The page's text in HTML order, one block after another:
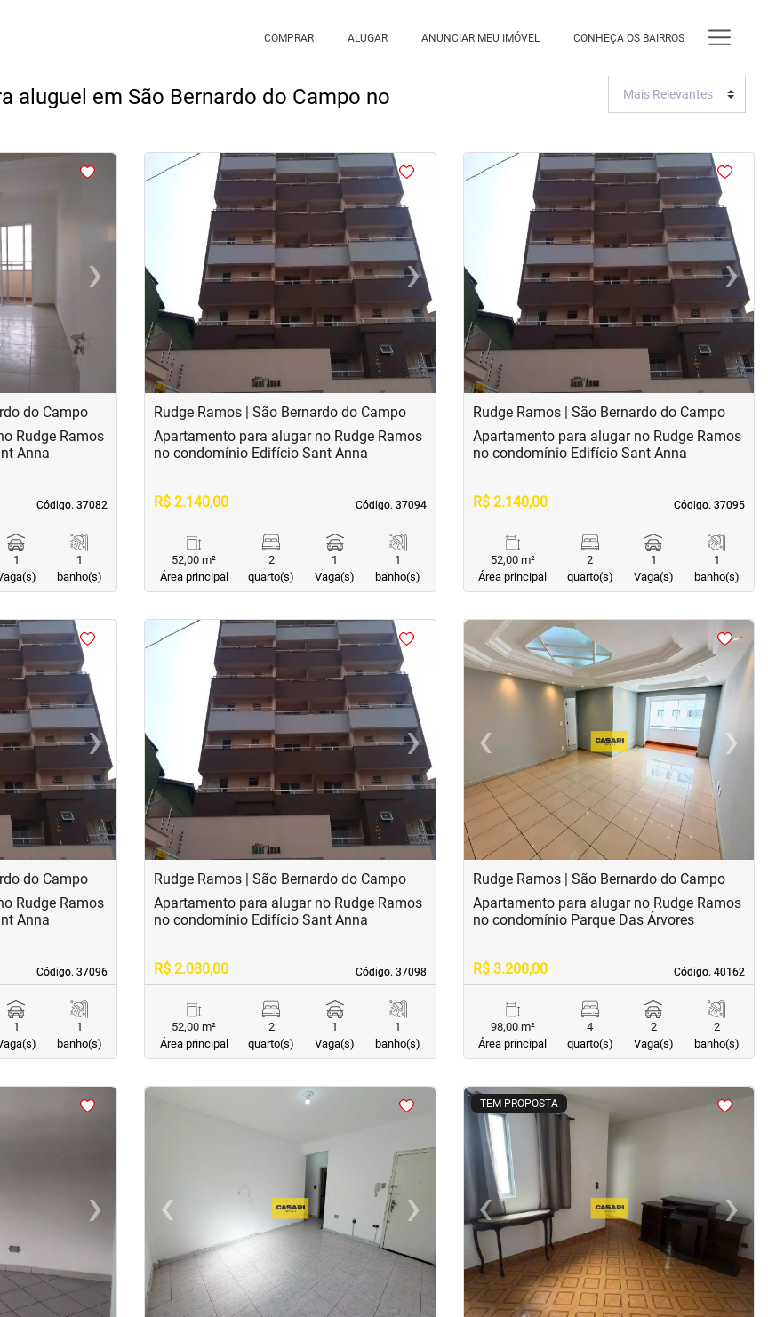
COMPRAR ALUGAR ANUNCIAR MEU IMÓVEL CONHEÇA OS BAIRROS
aluguel em São Bernardo do Campo no
›Next
do Campo
Código. 37082
Código. 37082
Rudge Ramos
Anna
1
1
banho(s)
<<
‹ Previous ›Next
Rudge Ramos | São Bernardo do Campo
Código. 37094
Código. 37094
Apartamento para alugar no Rudge Ramos
no condomínio Edifício Sant Anna
R$ 2.140,00
52,00 m²
Área principal
2
quarto(s)
1
Vaga(s)
1
banho(s)
<<
‹ Previous ›Next
Rudge Ramos | São Bernardo do Campo
Código. 37095
Código. 37095
Apartamento para alugar no Rudge Ramos
no condomínio Edifício Sant Anna
R$ 2.140,00
52,00 m²
Área principal
2
quarto(s)
1
Vaga(s)
1
banho(s)
›Next
do Campo
Código. 37096
Código. 37096
Rudge Ramos
Anna
1
1
banho(s)
<<
‹ Previous ›Next
Rudge Ramos | São Bernardo do Campo
Código. 37098
Código. 37098
Apartamento para alugar no Rudge Ramos
no condomínio Edifício Sant Anna
R$ 2.080,00
52,00 m²
Área principal
2
quarto(s)
1
Vaga(s)
1
banho(s)
< <
‹Previous ›Next
Rudge Ramos | São Bernardo do Campo
Código. 40162
Código. 40162
Apartamento para alugar no Rudge Ramos
no condomínio Parque Das Árvores
R$ 3.200,00
98,00 m²
Área principal
4
quarto(s)
2
Vaga(s)
2
banho(s)
›Next
<
‹
Previous ›Next
TEM PROPOSTA
<<<<
‹Previous ›Next